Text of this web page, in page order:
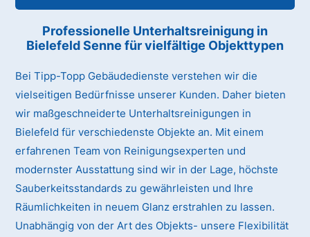
Professionelle Unterhaltsreinigung in
Bielefeld Senne für vielfältige Objekttypen
Bei Tipp-Topp Gebäudedienste verstehen wir die
vielseitigen Bedürfnisse unserer Kunden. Daher bieten
wir maßgeschneiderte Unterhaltsreinigungen in
Bielefeld für verschiedenste Objekte an. Mit einem
erfahrenen Team von Reinigungsexperten und
modernster Ausstattung sind wir in der Lage, höchste
Sauberkeitsstandards zu gewährleisten und Ihre
Räumlichkeiten in neuem Glanz erstrahlen zu lassen.
Unabhängig von der Art des Objekts- unsere Flexibilität